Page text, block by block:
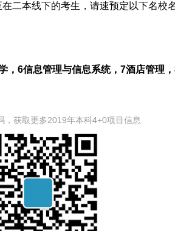
二本线下的考生，请速预定以下名校
6信息管理与信息系统，7酒店管理
，获取更多2019年本科4+0项目信息